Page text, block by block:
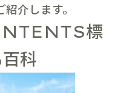
介します。
標
科